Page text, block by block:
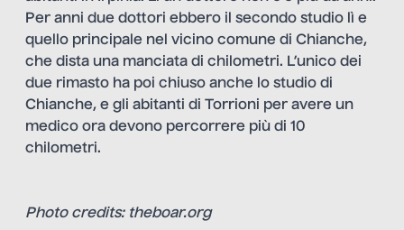
Per anni due dottori ebbero il secondo studio lì e
quello principale nel vicino comune di Chianche,
che dista una manciata di chilometri. L’unico dei
due rimasto ha poi chiuso anche lo studio di
Chianche, e gli abitanti di Torrioni per avere un
medico ora devono percorrere più di 10
chilometri.
Photo credits: theboar.org